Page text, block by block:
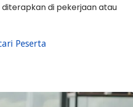
di pekerjaan atau
Peserta